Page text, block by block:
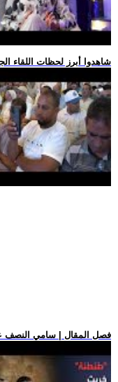
.. شاهدوا أبرز لحظات اللقاء
.. فصل المقال | سامي النصف